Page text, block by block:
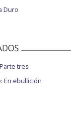
Duro
tres
En ebullición